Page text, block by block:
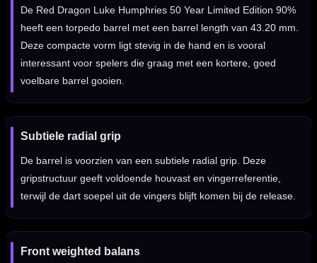
De Red Dragon Luke Humphries 50 Year Limited Edition 90%
heeft een torpedo barrel met een barrel length van 43.20 mm.
Deze compacte vorm ligt stevig in de hand en is vooral
interessant voor spelers die graag met een kortere, goed
voelbare barrel gooien.
Subtiele radial grip
De barrel is voorzien van een subtiele radial grip. Deze
gripstructuur geeft voldoende houvast en vingerreferentie,
terwijl de dart soepel uit de vingers blijft komen bij de release.
Front weighted balans